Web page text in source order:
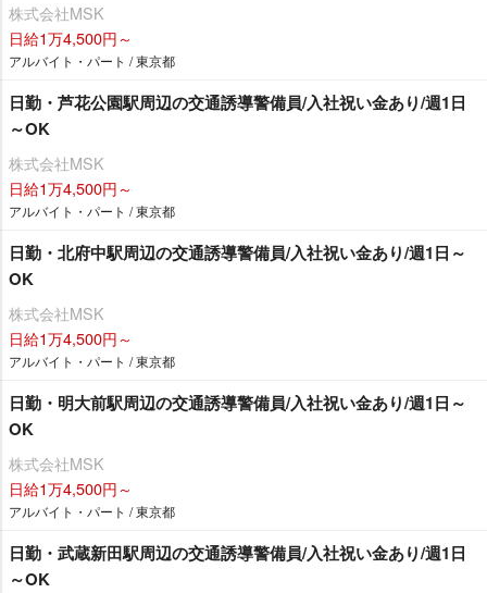
株式会社MSK
日給1万4,500円～
アルバイト・パート / 東京都
日勤・芦花公園駅周辺の交通誘導警備員/入社祝い金あり/週1日
～OK
株式会社MSK
日給1万4,500円～
アルバイト・パート / 東京都
日勤・北府中駅周辺の交通誘導警備員/入社祝い金あり/週1日～
OK
株式会社MSK
日給1万4,500円～
アルバイト・パート / 東京都
日勤・明大前駅周辺の交通誘導警備員/入社祝い金あり/週1日～
OK
株式会社MSK
日給1万4,500円～
アルバイト・パート / 東京都
日勤・武蔵新田駅周辺の交通誘導警備員/入社祝い金あり/週1日
～OK